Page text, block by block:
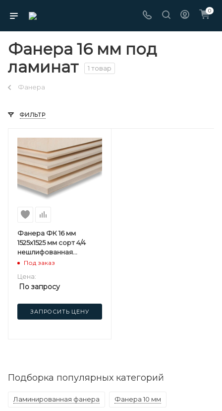
0
Фанера 16 мм под
ламинат
1 товар
Фанера
ФИЛЬТР
Фанера ФК 16 мм
1525х1525 мм сорт 4/4
нешлифованная
березовая
Под заказ
Цена:
По запросу
ЗАПРОСИТЬ ЦЕНУ
Подборка популярных категорий
Ламинированная фанера Фанера 10 мм